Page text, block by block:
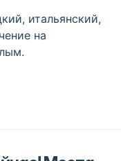
итальянский,
на